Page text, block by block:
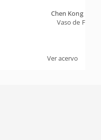
Chen Kong Fang
Vaso de Flor
Ver acervo